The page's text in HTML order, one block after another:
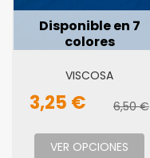
Disponible en 7
colores
VISCOSA
3,25 € 6,50 €
VER OPCIONES